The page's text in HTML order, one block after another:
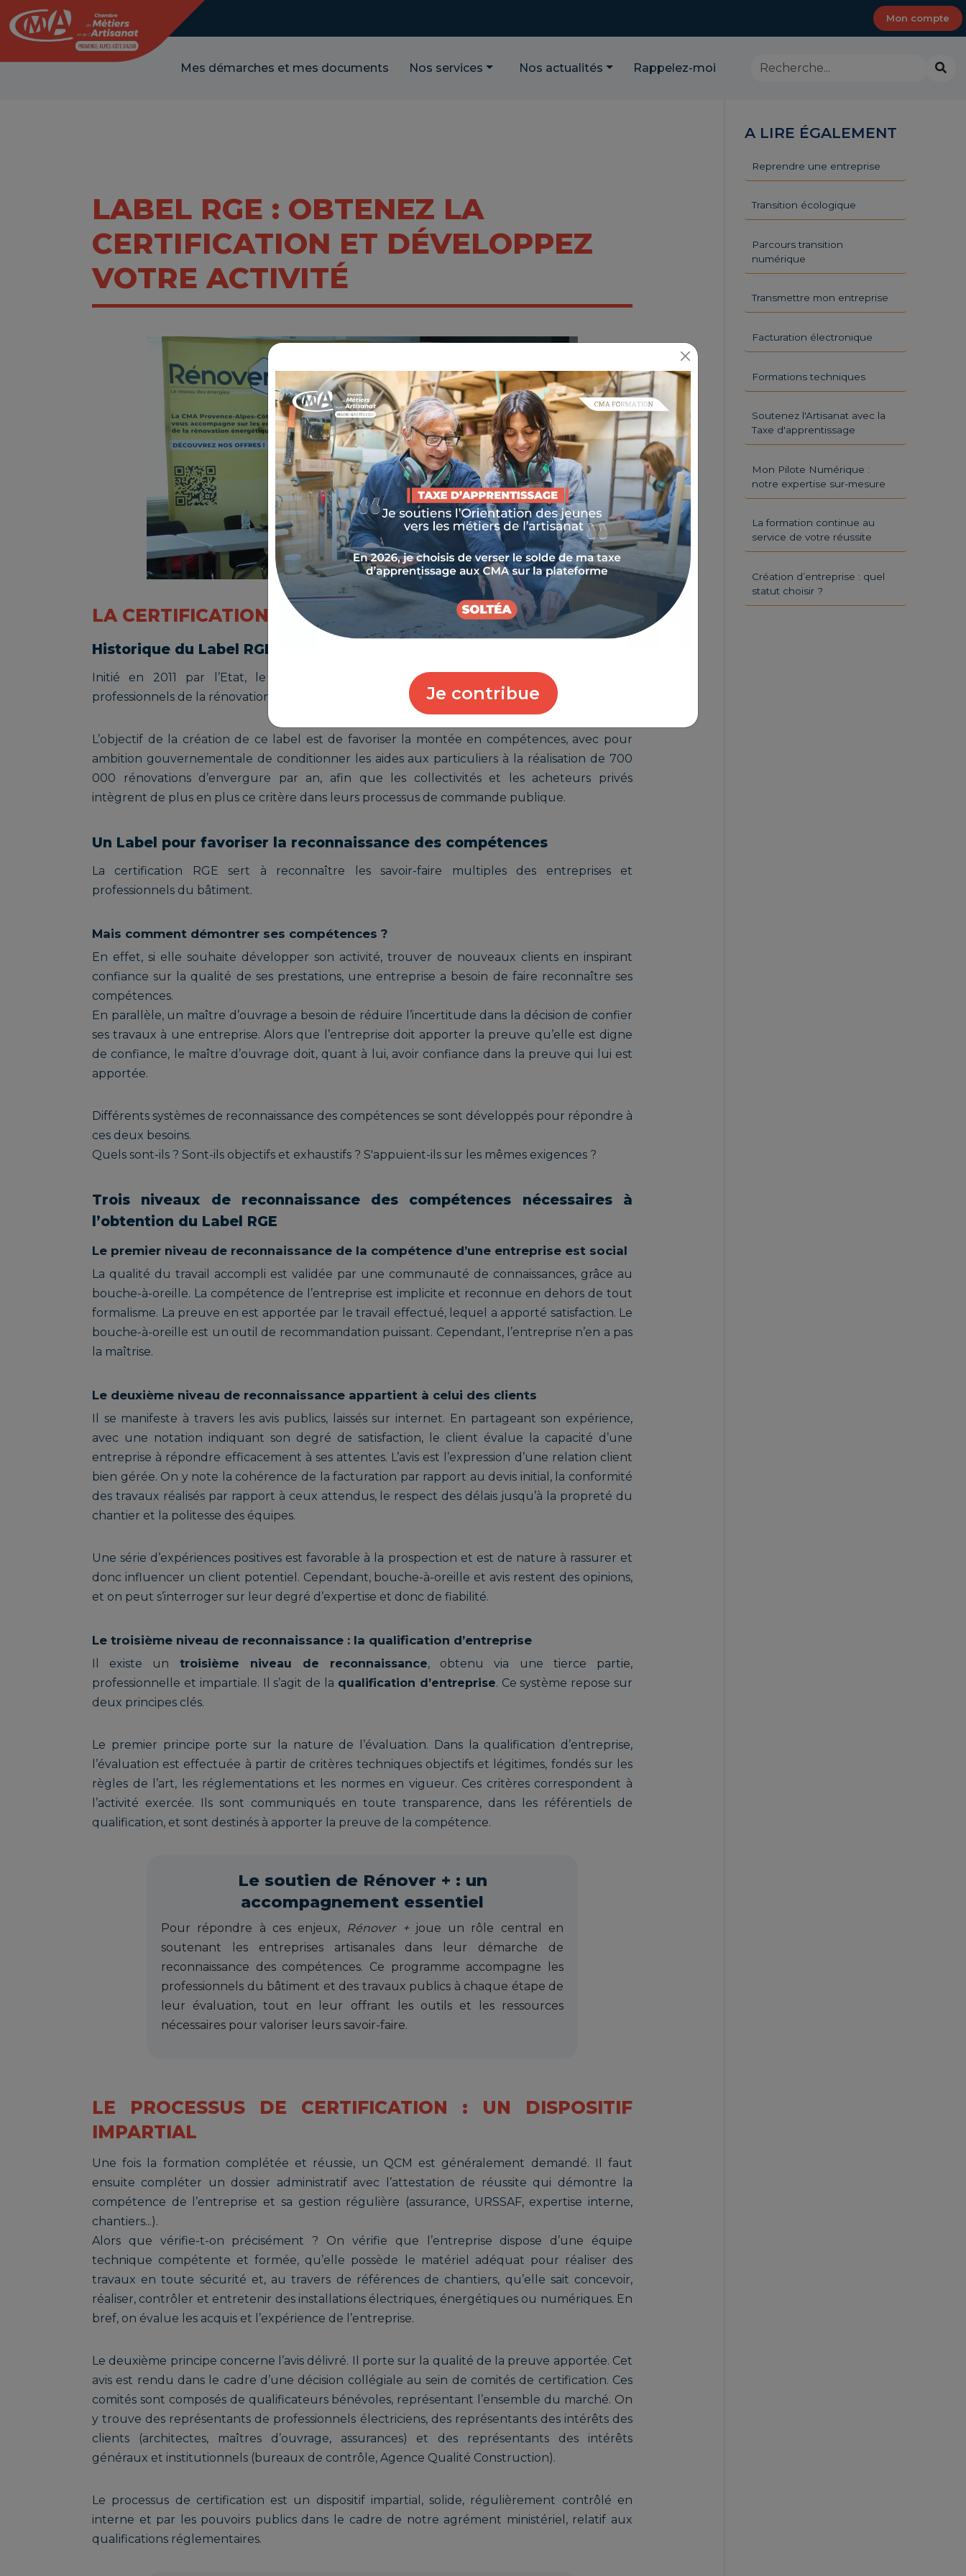
Mon compte
Mes démarches et mes documents Nos services Nos actualités Rappelez-moi
Rechercher
dans
CMA
Alpes-
Je contribue
LABEL RGE : OBTENEZ LA
CERTIFICATION ET DÉVELOPPEZ
VOTRE ACTIVITÉ
LA CERTIFICATION RGE : POURQUOI ?
Historique du Label RGE et ses objectifs long terme
Initié en 2011 par l’Etat, le Label RGE permet d'instaurer un gage de qualité des
professionnels de la rénovation énergétique.
L’objectif de la création de ce label est de favoriser la montée en compétences, avec pour
ambition gouvernementale de conditionner les aides aux particuliers à la réalisation de 700
000 rénovations d’envergure par an, afin que les collectivités et les acheteurs privés
intègrent de plus en plus ce critère dans leurs processus de commande publique.
Un Label pour favoriser la reconnaissance des compétences
La certification RGE sert à reconnaître les savoir-faire multiples des entreprises et
professionnels du bâtiment.
Mais comment démontrer ses compétences ?
En effet, si elle souhaite développer son activité, trouver de nouveaux clients en inspirant
confiance sur la qualité de ses prestations, une entreprise a besoin de faire reconnaître ses
compétences.
En parallèle, un maître d’ouvrage a besoin de réduire l’incertitude dans la décision de confier
ses travaux à une entreprise. Alors que l’entreprise doit apporter la preuve qu’elle est digne
de confiance, le maître d’ouvrage doit, quant à lui, avoir confiance dans la preuve qui lui est
apportée.
Différents systèmes de reconnaissance des compétences se sont développés pour répondre à
ces deux besoins.
Quels sont-ils ? Sont-ils objectifs et exhaustifs ? S'appuient-ils sur les mêmes exigences ?
Trois niveaux de reconnaissance des compétences nécessaires à
l’obtention du Label RGE
Le premier niveau de reconnaissance de la compétence d’une entreprise est social
La qualité du travail accompli est validée par une communauté de connaissances, grâce au
bouche-à-oreille. La compétence de l’entreprise est implicite et reconnue en dehors de tout
formalisme. La preuve en est apportée par le travail effectué, lequel a apporté satisfaction. Le
bouche-à-oreille est un outil de recommandation puissant. Cependant, l’entreprise n’en a pas
la maîtrise.
Le deuxième niveau de reconnaissance appartient à celui des clients
Il se manifeste à travers les avis publics, laissés sur internet. En partageant son expérience,
avec une notation indiquant son degré de satisfaction, le client évalue la capacité d’une
entreprise à répondre efficacement à ses attentes. L’avis est l’expression d’une relation client
bien gérée. On y note la cohérence de la facturation par rapport au devis initial, la conformité
des travaux réalisés par rapport à ceux attendus, le respect des délais jusqu’à la propreté du
chantier et la politesse des équipes.
Une série d’expériences positives est favorable à la prospection et est de nature à rassurer et
donc influencer un client potentiel. Cependant, bouche-à-oreille et avis restent des opinions,
et on peut s’interroger sur leur degré d’expertise et donc de fiabilité.
Le troisième niveau de reconnaissance : la qualification d’entreprise
Il existe un troisième niveau de reconnaissance, obtenu via une tierce partie,
professionnelle et impartiale. Il s’agit de la qualification d’entreprise. Ce système repose sur
deux principes clés.
Le premier principe porte sur la nature de l’évaluation. Dans la qualification d’entreprise,
l’évaluation est effectuée à partir de critères techniques objectifs et légitimes, fondés sur les
règles de l’art, les réglementations et les normes en vigueur. Ces critères correspondent à
l’activité exercée. Ils sont communiqués en toute transparence, dans les référentiels de
qualification, et sont destinés à apporter la preuve de la compétence.
Le soutien de Rénover + : un
accompagnement essentiel
Pour répondre à ces enjeux, Rénover +joue un rôle central en
soutenant les entreprises artisanales dans leur démarche de
reconnaissance des compétences. Ce programme accompagne les
professionnels du bâtiment et des travaux publics à chaque étape de
leur évaluation, tout en leur offrant les outils et les ressources
nécessaires pour valoriser leurs savoir-faire.
LE PROCESSUS DE CERTIFICATION : UN DISPOSITIF
IMPARTIAL
Une fois la formation complétée et réussie, un QCM est généralement demandé. Il faut
ensuite compléter un dossier administratif avec l’attestation de réussite qui démontre la
compétence de l’entreprise et sa gestion régulière (assurance, URSSAF, expertise interne,
chantiers...).
Alors que vérifie-t-on précisément ? On vérifie que l’entreprise dispose d’une équipe
technique compétente et formée, qu’elle possède le matériel adéquat pour réaliser des
travaux en toute sécurité et, au travers de références de chantiers, qu’elle sait concevoir,
réaliser, contrôler et entretenir des installations électriques, énergétiques ou numériques. En
bref, on évalue les acquis et l’expérience de l’entreprise.
Le deuxième principe concerne l’avis délivré. Il porte sur la qualité de la preuve apportée. Cet
avis est rendu dans le cadre d’une décision collégiale au sein de comités de certification. Ces
comités sont composés de qualificateurs bénévoles, représentant l’ensemble du marché. On
y trouve des représentants de professionnels électriciens, des représentants des intérêts des
clients (architectes, maîtres d’ouvrage, assurances) et des représentants des intérêts
généraux et institutionnels (bureaux de contrôle, Agence Qualité Construction).
Le processus de certification est un dispositif impartial, solide, régulièrement contrôlé en
interne et par les pouvoirs publics dans le cadre de notre agrément ministériel, relatif aux
qualifications réglementaires.
A LIRE ÉGALEMENT
Reprendre une entreprise
Transition écologique
Parcours transition
numérique
Transmettre mon entreprise
Facturation électronique
Formations techniques
Soutenez l'Artisanat avec la
Taxe d'apprentissage
Mon Pilote Numérique :
notre expertise sur-mesure
La formation continue au
service de votre réussite
Création d’entreprise : quel
statut choisir ?
Panneau de gestion des cookies